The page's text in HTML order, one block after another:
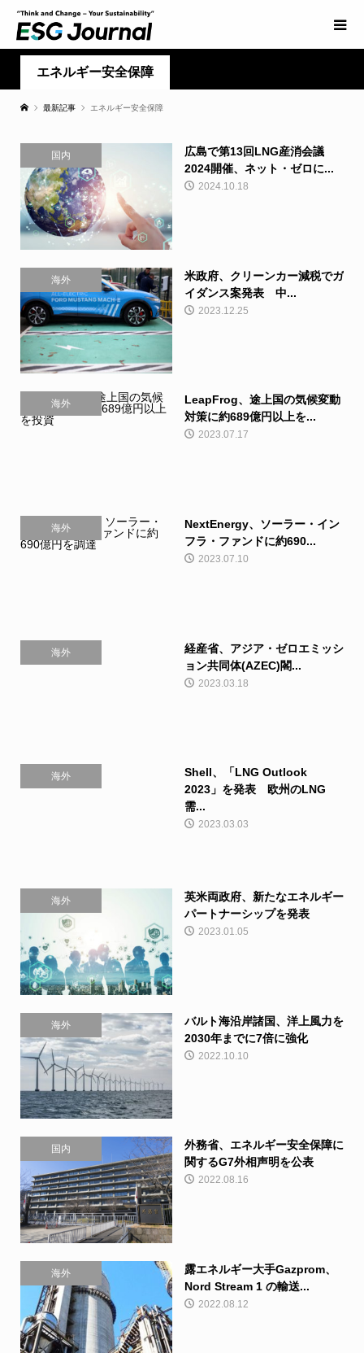
エネルギー安全保障
最新記事 エネルギー安全保障
国内
広島で第13回LNG産消会議
2024開催、ネット・ゼロに...
2024.10.18
海外
米政府、クリーンカー減税でガ
イダンス案発表 中...
2023.12.25
海外
LeapFrog、途上国の気候変動
対策に約689億円以上を...
2023.07.17
海外
NextEnergy、ソーラー・イン
フラ・ファンドに約690...
2023.07.10
海外
経産省、アジア・ゼロエミッシ
ョン共同体(AZEC)閣...
2023.03.18
海外
Shell、「LNG Outlook
2023」を発表 欧州のLNG
需...
2023.03.03
海外
英米両政府、新たなエネルギー
パートナーシップを発表
2023.01.05
海外
バルト海沿岸諸国、洋上風力を
2030年までに7倍に強化
2022.10.10
国内
外務省、エネルギー安全保障に
関するG7外相声明を公表
2022.08.16
海外
露エネルギー大手Gazprom、
Nord Stream 1 の輸送...
2022.08.12